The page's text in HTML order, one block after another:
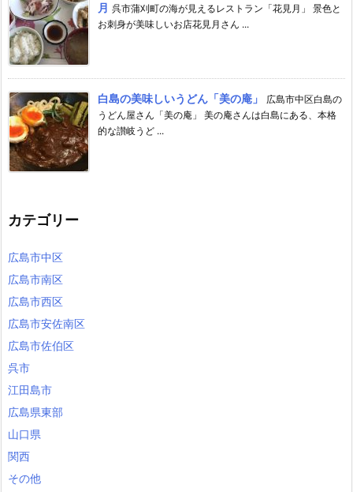
月 呉市蒲刈町の海が見えるレストラン「花見月」 景色と
お刺身が美味しいお店花見月さん ...
白島の美味しいうどん「美の庵」
広島市中区白島の
うどん屋さん「美の庵」 美の庵さんは白島にある、本格
的な讃岐うど ...
カテゴリー
広島市中区
広島市南区
広島市西区
広島市安佐南区
広島市佐伯区
呉市
江田島市
広島県東部
山口県
関西
その他